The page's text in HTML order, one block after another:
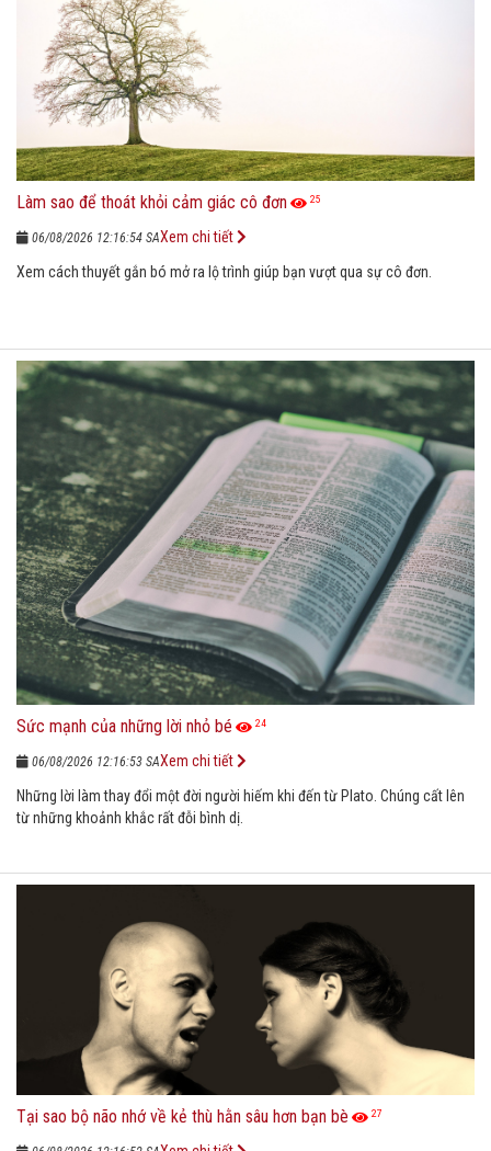
Làm sao để thoát khỏi cảm giác cô đơn 25
06/08/2026 12:16:54 SA
Xem cách thuyết gắn bó mở ra lộ trình giúp bạn vượt qua sự cô đơn.
Xem chi tiết
Sức mạnh của những lời nhỏ bé 24
06/08/2026 12:16:53 SA
Những lời làm thay đổi một đời người hiếm khi đến từ Plato. Chúng cất lên
từ những khoảnh khắc rất đỗi bình dị.
Xem chi tiết
Tại sao bộ não nhớ về kẻ thù hằn sâu hơn bạn bè 27